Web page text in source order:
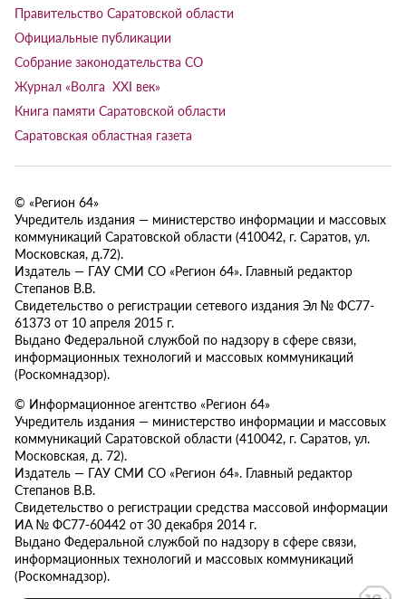
Правительство Саратовской области
Официальные публикации
Собрание законодательства СО
Журнал «Волга XXI век»
Книга памяти Саратовской области
Саратовская областная газета
© «Регион 64»
Учредитель издания — министерство информации и массовых
коммуникаций Саратовской области (410042, г. Саратов, ул.
Московская, д.72).
Издатель — ГАУ СМИ СО «Регион 64». Главный редактор
Степанов В.В.
Свидетельство о регистрации сетевого издания Эл № ФС77-
61373 от 10 апреля 2015 г.
Выдано Федеральной службой по надзору в сфере связи,
информационных технологий и массовых коммуникаций
(Роскомнадзор).
© Информационное агентство «Регион 64»
Учредитель издания — министерство информации и массовых
коммуникаций Саратовской области (410042, г. Саратов, ул.
Московская, д. 72).
Издатель — ГАУ СМИ СО «Регион 64». Главный редактор
Степанов В.В.
Свидетельство о регистрации средства массовой информации
ИА № ФС77-60442 от 30 декабря 2014 г.
Выдано Федеральной службой по надзору в сфере связи,
информационных технологий и массовых коммуникаций
(Роскомнадзор).